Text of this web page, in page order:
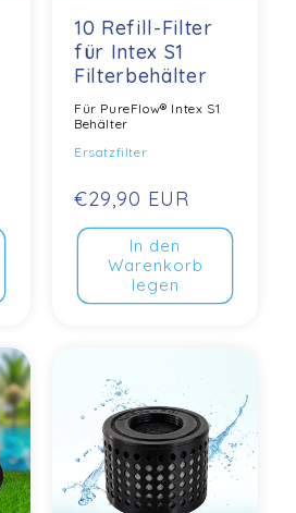
10 Refill-Filter
für Intex S1
Filterbehälter
Für PureFlow® Intex S1
Behälter
Ersatzfilter
Normaler
Preis
€29,90 EUR
In den
Warenkorb
legen